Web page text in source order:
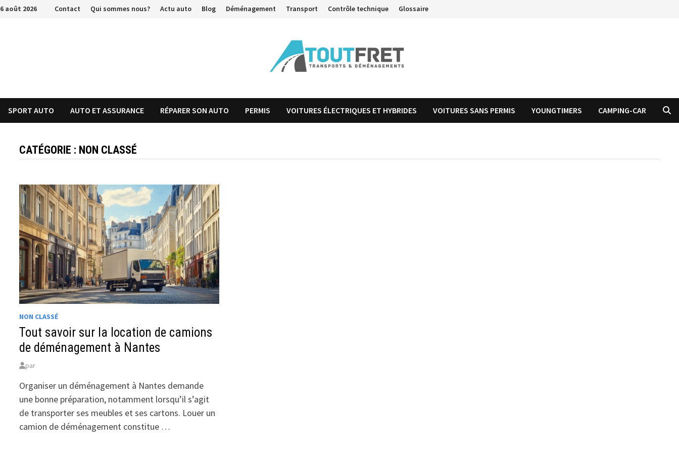
Passer
6 août 2026 Contact Qui sommes nous? Actu auto Blog Déménagement Transport Contrôle technique Glossaire
SPORT AUTO AUTO ET ASSURANCE RÉPARER SON AUTO PERMIS VOITURES ÉLECTRIQUES ET HYBRIDES VOITURES SANS PERMIS YOUNGTIMERS CAMPING-CAR
CATÉGORIE : NON CLASSÉ
NON CLASSÉ
Tout savoir sur la location de camions
de déménagement à Nantes
par
Organiser un déménagement à Nantes demande
une bonne préparation, notamment lorsqu’il s’agit
de transporter ses meubles et ses cartons. Louer un
camion de déménagement constitue …